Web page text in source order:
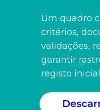
Um quadro
critérios,
validações,
garantir
registo